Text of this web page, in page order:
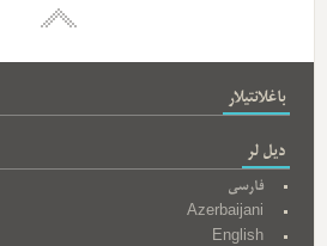
باغلانتیلار
دیل لر
فارسی
Azerbaijani
English